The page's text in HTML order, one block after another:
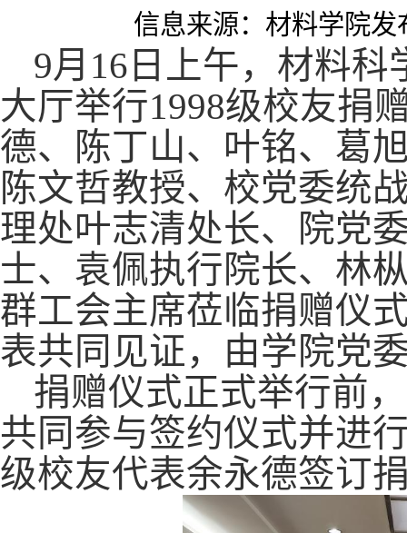
信息来源： 材料学院发
9月16日上午，材料
大厅举行1998级校友捐
德、陈丁山、叶铭、葛
陈文哲教授、校党委统
理处叶志清处长、院党
士、袁佩执行院长、 林
群工会主席莅临捐赠仪
表共同见证，由学院党
捐赠仪式正式举行前
共同参与签约仪式并进
级校友代表余永德签订